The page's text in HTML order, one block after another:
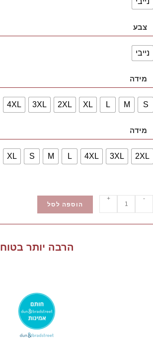
צבע
נייבי
מידה
S
M
L
XL
2XL
3XL
4XL
מידה
2XL
3XL
4XL
L
M
S
XL
-
+
הוספה לסל
הרבה יותר בטוח